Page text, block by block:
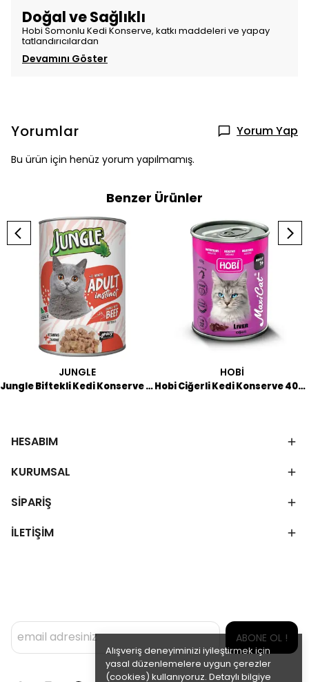
Alışveriş deneyiminizi iyileştirmek için
yasal düzenlemelere uygun çerezler
(cookies) kullanıyoruz. Detaylı bilgiye
Doğal ve Sağlıklı
Hobi Somonlu Kedi Konserve, katkı maddeleri ve yapay
tatlandırıcılardan
Devamını Göster
Yorumlar Yorum Yap
Bu ürün için henüz yorum yapılmamış.
Benzer Ürünler
JUNGLE
Jungle Biftekli Kedi Konserve 415 GR
HOBİ
Hobi Ciğerli Kedi Konserve 400 GR
HESABIM
KURUMSAL
SİPARİŞ
İLETİŞİM
ABONE OL !